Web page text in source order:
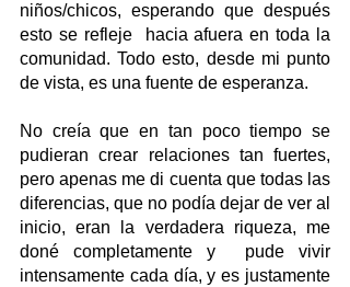
niños/chicos, esperando que después
esto se refleje  hacia afuera en toda la
comunidad. Todo esto, desde mi punto
de vista, es una fuente de esperanza.
No creía que en tan poco tiempo se
pudieran crear relaciones tan fuertes,
pero apenas me di cuenta que todas las
diferencias, que no podía dejar de ver al
inicio, eran la verdadera riqueza, me
doné completamente y  pude vivir
intensamente cada día, y es justamente